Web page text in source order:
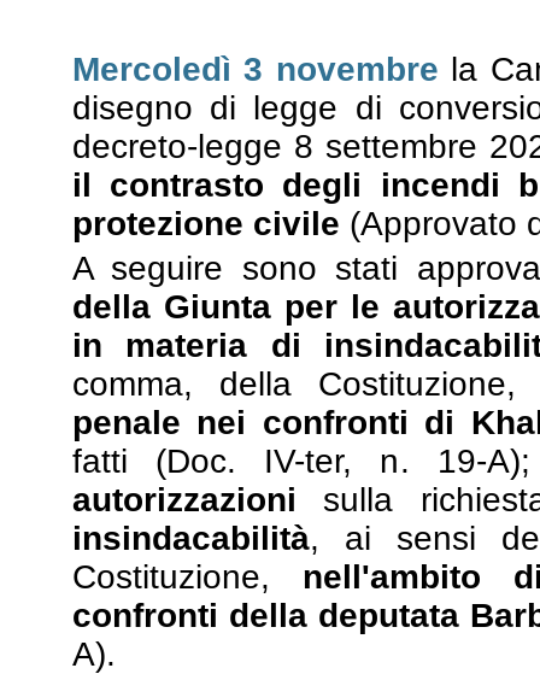
Mercoledì 3 novembre la
disegno di legge di
decreto-legge 8 settembre
il contrasto degli incendi
protezione civile (Approvato
A seguire sono stati
della Giunta per le
in materia di
comma, della
penale nei confronti di
fatti (Doc. IV-ter, n. 19-
autorizzazioni sulla
insindacabilità, ai sensi
Costituzione, nell'ambito
confronti della deputata
A).